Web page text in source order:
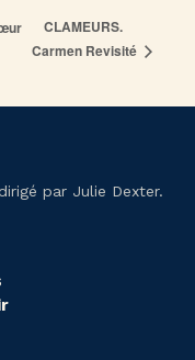
CLAMEURS.
Carmen Revisité
par Julie Dexter.